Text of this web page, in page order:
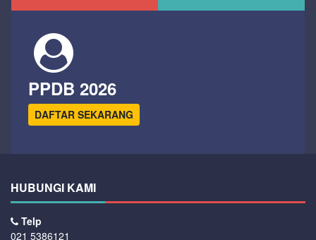
PPDB 2026
DAFTAR SEKARANG
HUBUNGI KAMI
Telp
021 5386121